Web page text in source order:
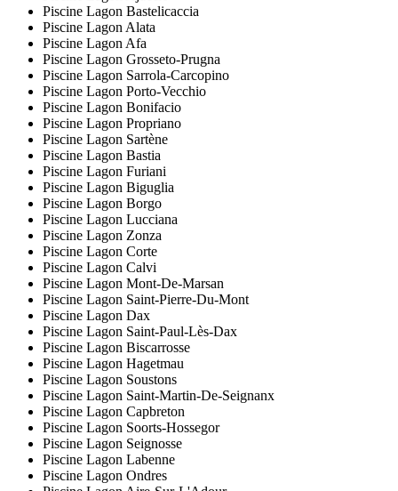
Piscine Lagon Bastelicaccia
Piscine Lagon Alata
Piscine Lagon Afa
Piscine Lagon Grosseto-Prugna
Piscine Lagon Sarrola-Carcopino
Piscine Lagon Porto-Vecchio
Piscine Lagon Bonifacio
Piscine Lagon Propriano
Piscine Lagon Sartène
Piscine Lagon Bastia
Piscine Lagon Furiani
Piscine Lagon Biguglia
Piscine Lagon Borgo
Piscine Lagon Lucciana
Piscine Lagon Zonza
Piscine Lagon Corte
Piscine Lagon Calvi
Piscine Lagon Mont-De-Marsan
Piscine Lagon Saint-Pierre-Du-Mont
Piscine Lagon Dax
Piscine Lagon Saint-Paul-Lès-Dax
Piscine Lagon Biscarrosse
Piscine Lagon Hagetmau
Piscine Lagon Soustons
Piscine Lagon Saint-Martin-De-Seignanx
Piscine Lagon Capbreton
Piscine Lagon Soorts-Hossegor
Piscine Lagon Seignosse
Piscine Lagon Labenne
Piscine Lagon Ondres